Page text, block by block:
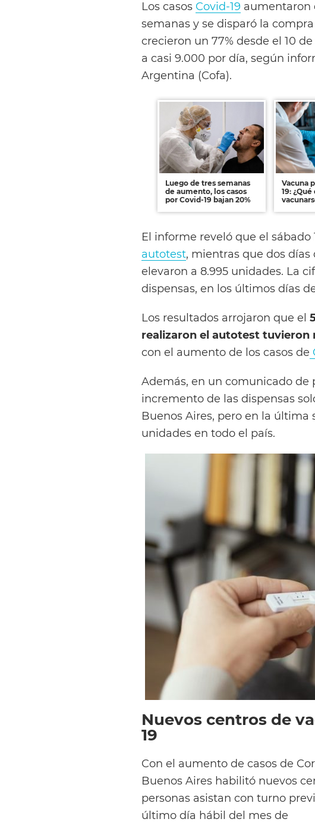
Los casos Covid-19 aumentaron
semanas y se disparó la
crecieron un 77% desde el 10
a casi 9.000 por día, según
Argentina (Cofa).
Luego de tres semanas
de aumento, los casos
por Covid-19 bajan 20%
Vacuna
19:
El informe reveló que el
autotest, mientras que dos días
elevaron a 8.995 unidades. La
dispensas, en los últimos días
Los resultados arrojaron que el
realizaron el autotest tuvieron
con el aumento de los casos de
Además, en un comunicado de
incremento de las dispensas
Buenos Aires, pero en la
unidades en todo el país.
Nuevos centros de
19
Con el aumento de casos de
Buenos Aires habilitó nuevos
personas asistan con turno
último día hábil del mes de